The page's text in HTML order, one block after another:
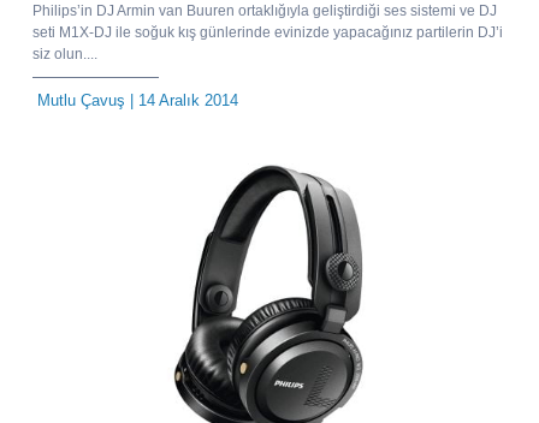
Philips’in DJ Armin van Buuren ortaklığıyla geliştirdiği ses sistemi ve DJ
seti M1X-DJ ile soğuk kış günlerinde evinizde yapacağınız partilerin DJ’i
siz olun....
Mutlu Çavuş | 14 Aralık 2014